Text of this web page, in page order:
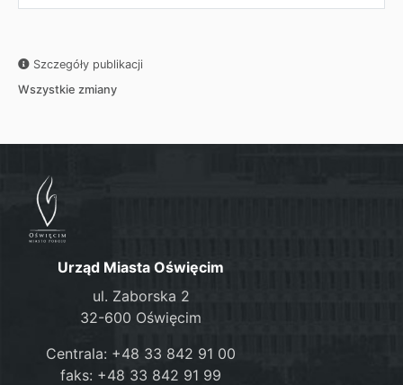
Szczegóły publikacji
Wszystkie zmiany
Urząd Miasta Oświęcim
ul. Zaborska 2
32-600 Oświęcim
Centrala: +48 33 842 91 00
faks: +48 33 842 91 99